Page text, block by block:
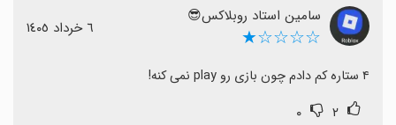
سامین استاد روبلاکس😎
☆☆☆☆★ ٦ خرداد ١٤٠٥
۴ ستاره کم دادم چون بازی رو play نمی کنه!
۲ ۰